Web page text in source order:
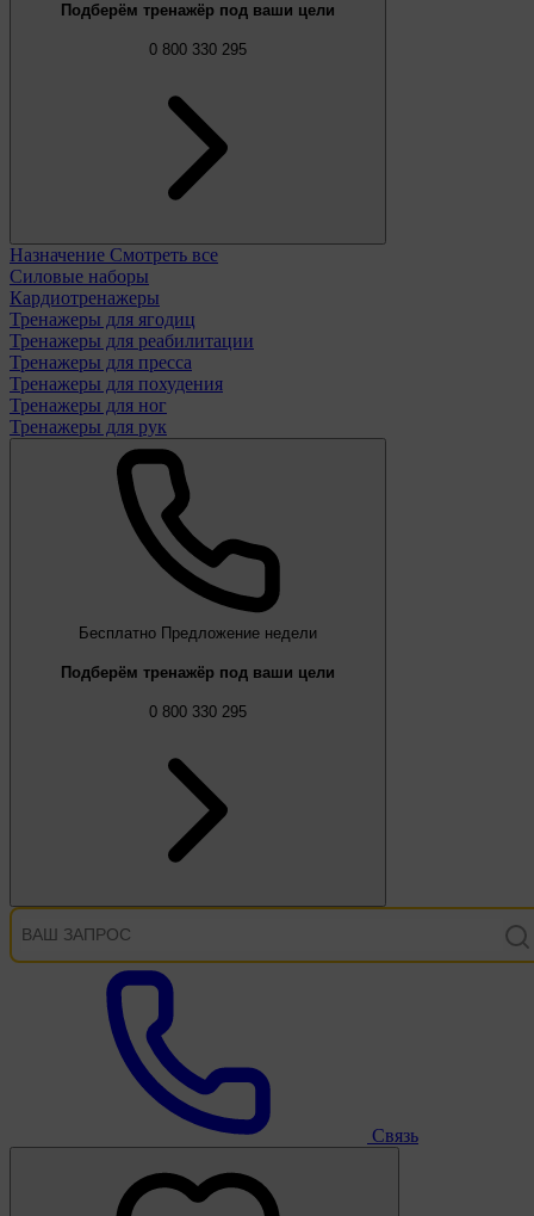
Подберём тренажёр под ваши цели
0 800 330 295
Назначение Смотреть все
Силовые наборы
Кардиотренажеры
Тренажеры для ягодиц
Тренажеры для реабилитации
Тренажеры для пресса
Тренажеры для похудения
Тренажеры для ног
Тренажеры для рук
Бесплатно Предложение недели
Подберём тренажёр под ваши цели
0 800 330 295
Связь